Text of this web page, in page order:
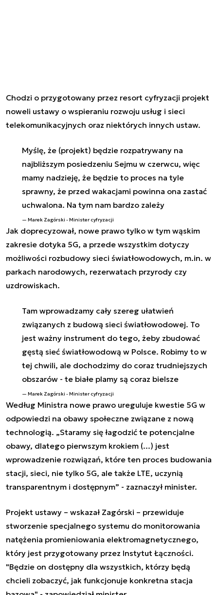
Chodzi o przygotowany przez resort cyfryzacji projekt
noweli ustawy o wspieraniu rozwoju usług i sieci
telekomunikacyjnych oraz niektórych innych ustaw.
Myślę, że (projekt) będzie rozpatrywany na
najbliższym posiedzeniu Sejmu w czerwcu, więc
mamy nadzieję, że będzie to proces na tyle
sprawny, że przed wakacjami powinna ona zastać
uchwalona. Na tym nam bardzo zależy
Marek Zagórski - Minister cyfryzacji
Jak doprecyzował, nowe prawo tylko w tym wąskim
zakresie dotyka 5G, a przede wszystkim dotyczy
możliwości rozbudowy sieci światłowodowych, m.in. w
parkach narodowych, rezerwatach przyrody czy
uzdrowiskach.
Tam wprowadzamy cały szereg ułatwień
związanych z budową sieci światłowodowej. To
jest ważny instrument do tego, żeby zbudować
gęstą sieć światłowodową w Polsce. Robimy to w
tej chwili, ale dochodzimy do coraz trudniejszych
obszarów - te białe plamy są coraz bielsze
Marek Zagórski - Minister cyfryzacji
Według Ministra nowe prawo ureguluje kwestie 5G w
odpowiedzi na obawy społeczne związane z nową
technologią. „Staramy się łagodzić te potencjalne
obawy, dlatego pierwszym krokiem (...) jest
wprowadzenie rozwiązań, które ten proces budowania
stacji, sieci, nie tylko 5G, ale także LTE, uczynią
transparentnym i dostępnym” - zaznaczył minister.
Projekt ustawy – wskazał Zagórski – przewiduje
stworzenie specjalnego systemu do monitorowania
natężenia promieniowania elektromagnetycznego,
który jest przygotowany przez Instytut Łączności.
"Będzie on dostępny dla wszystkich, którzy będą
chcieli zobaczyć, jak funkcjonuje konkretna stacja